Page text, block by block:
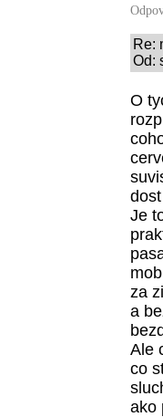
Re:
Od:
O
Je
za
a
Ale
co
ako